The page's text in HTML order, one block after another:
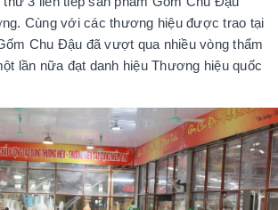
Cùng với các thương hiệu được trao tại
Chu Đậu đã vượt qua nhiều vòng thẩm
lần nữa đạt danh hiệu Thương hiệu quốc